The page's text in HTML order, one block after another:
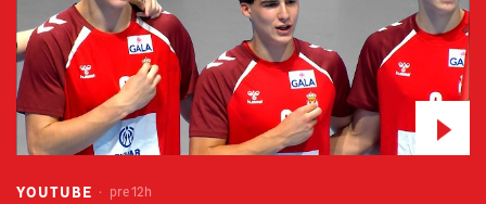
YOUTUBE pre 12h